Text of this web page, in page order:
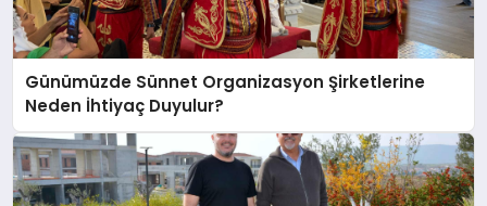
Günümüzde Sünnet Organizasyon Şirketlerine
Neden İhtiyaç Duyulur?